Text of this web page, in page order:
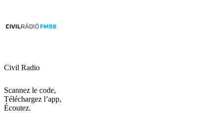
Civil Radio
Scannez le code,
Téléchargez l’app,
Écoutez.